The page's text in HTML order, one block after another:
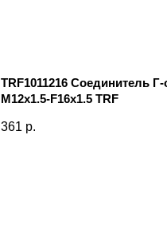
TRF1011216 Соединитель
M12x1.5-F16x1.5 TRF
361 р.